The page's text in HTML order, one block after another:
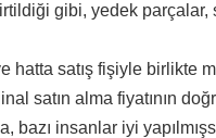
gibi, yedek parçalar,
hatta satış fişiyle birlikte
satın alma fiyatının
bazı insanlar iyi